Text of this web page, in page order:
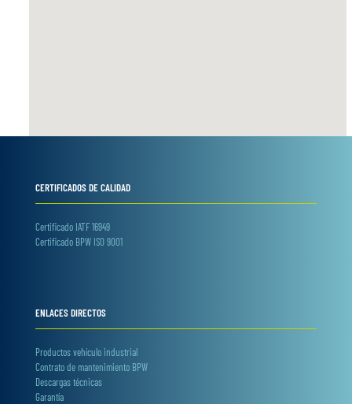
CERTIFICADOS DE CALIDAD
Certificado IATF 16949
Certificado BPW ISO 9001
ENLACES DIRECTOS
Productos vehículo industrial
Contrato de mantenimiento BPW
Descargas técnicas
Garantía